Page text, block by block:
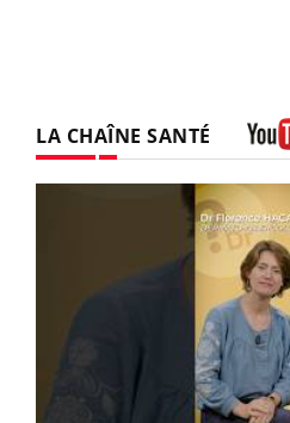
LA CHAÎNE SANTÉ